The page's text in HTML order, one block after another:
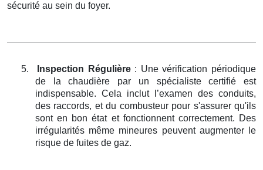
sécurité au sein du foyer.
5. Inspection Régulière: Une vérification périodique
de la chaudière par un spécialiste certifié est
indispensable. Cela inclut l’examen des conduits,
des raccords, et du combusteur pour s'assurer qu'ils
sont en bon état et fonctionnent correctement. Des
irrégularités même mineures peuvent augmenter le
risque de fuites de gaz.